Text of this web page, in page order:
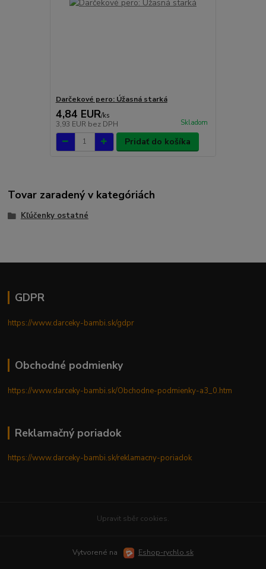
Darčekové pero: Úžasná starká
4,84 EUR/ks
3,93 EUR bez DPH Skladom
Pridať do košíka
Tovar zaradený v kategóriách
Kľúčenky ostatné
GDPR
https://www.darceky-bambi.sk/gdpr
Obchodné podmienky
https://www.darceky-bambi.sk/Obchodne-podmienky-a3_0.htm
Reklamačný poriadok
https://www.darceky-bambi.sk/reklamacny-poriadok
Upravit sběr cookies.
Vytvorené na Eshop-rychlo.sk